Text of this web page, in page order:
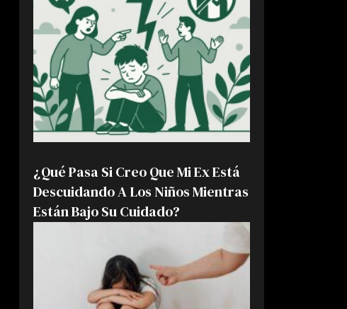
¿Qué Pasa Si Creo Que Mi Ex Está
Descuidando A Los Niños Mientras
Están Bajo Su Cuidado?